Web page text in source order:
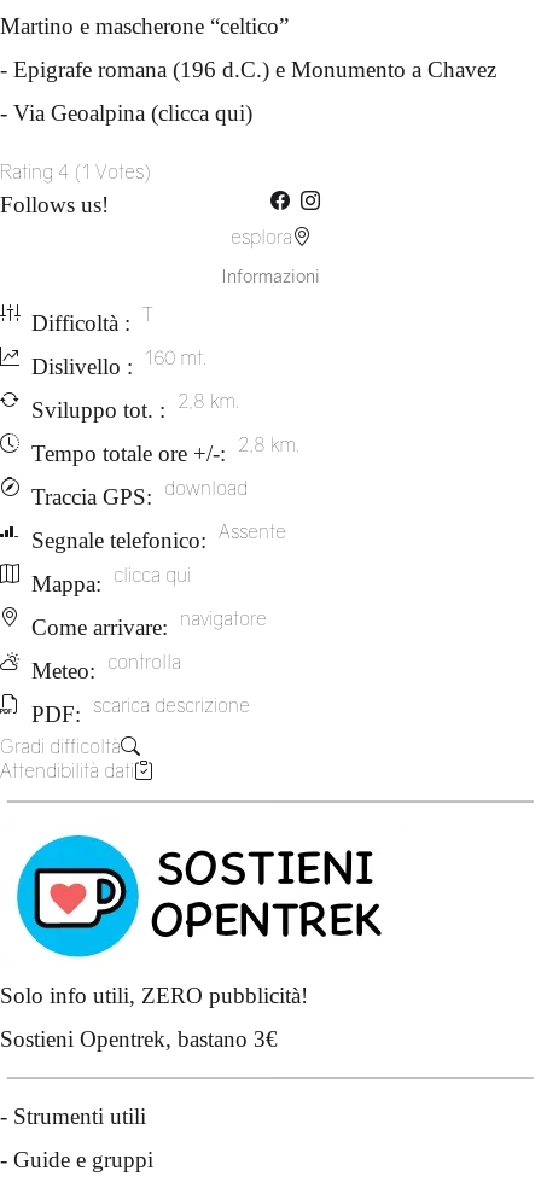
Martino e mascherone “celtico”
- Epigrafe romana (196 d.C.) e Monumento a Chavez
- Via Geoalpina (clicca qui)
Rating 4 (1 Votes)
Follows us!
esplora
Informazioni
Difficoltà : T
Dislivello : 160 mt.
Sviluppo tot. : 2,8 km.
Tempo totale ore +/-: 2,8 km.
Traccia GPS: download
Segnale telefonico: Assente
Mappa: clicca qui
Come arrivare: navigatore
Meteo: controlla
PDF: scarica descrizione
Gradi difficoltà
Attendibilità dati
Solo info utili, ZERO pubblicità!
Sostieni Opentrek, bastano 3€
- Strumenti utili
- Guide e gruppi